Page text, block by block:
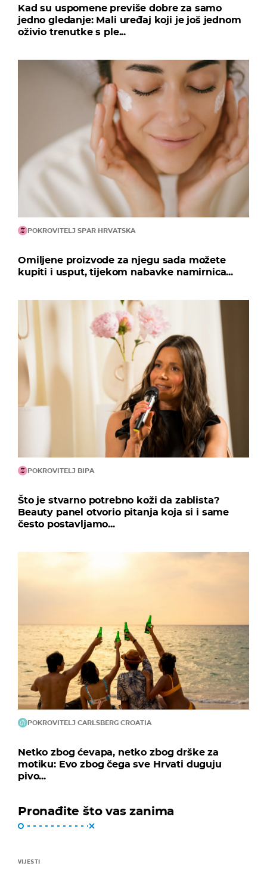
Kad su uspomene previše dobre za samo
jedno gledanje: Mali uređaj koji je još jednom
oživio trenutke s ple...
POKROVITELJ SPAR HRVATSKA
Omiljene proizvode za njegu sada možete
kupiti i usput, tijekom nabavke namirnica...
POKROVITELJ BIPA
Što je stvarno potrebno koži da zablista?
Beauty panel otvorio pitanja koja si i same
često postavljamo...
POKROVITELJ CARLSBERG CROATIA
Netko zbog ćevapa, netko zbog drške za
motiku: Evo zbog čega sve Hrvati duguju
pivo...
Pronađite što vas zanima
VIJESTI